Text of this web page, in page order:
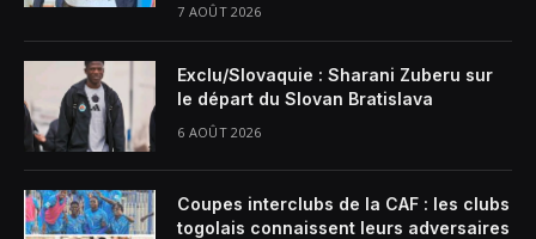
7 AOÛT 2026
Exclu/Slovaquie : Sharani Zuberu sur
le départ du Slovan Bratislava
6 AOÛT 2026
Coupes interclubs de la CAF : les clubs
togolais connaissent leurs adversaires